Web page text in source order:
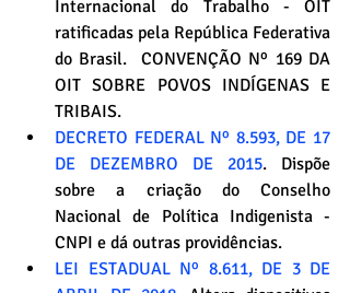
Internacional do Trabalho - OIT
ratificadas pela República Federativa
do Brasil.  CONVENÇÃO Nº 169 DA
OIT SOBRE POVOS INDÍGENAS E
TRIBAIS.
DECRETO FEDERAL Nº 8.593, DE 17
DE DEZEMBRO DE 2015. Dispõe
sobre a criação do Conselho
Nacional de Política Indigenista -
CNPI e dá outras providências.
LEI ESTADUAL Nº 8.611, DE 3 DE